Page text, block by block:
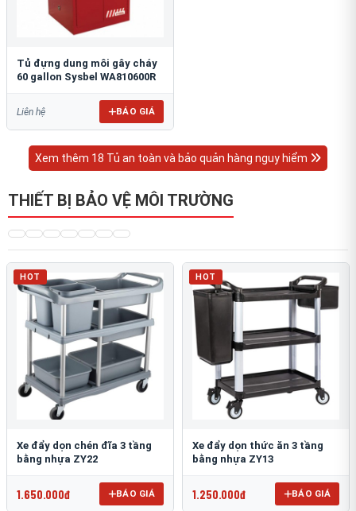
Tủ đựng dung môi gây cháy
60 gallon Sysbel WA810600R
Liên hệ BÁO GIÁ
Xem thêm 18 Tủ an toàn và bảo quản hàng nguy hiểm
THIẾT BỊ BẢO VỆ MÔI TRƯỜNG
HOT
Xe đẩy dọn chén đĩa 3 tầng
bằng nhựa ZY22
1.650.000đ BÁO GIÁ
HOT
Xe đẩy dọn thức ăn 3 tầng
bằng nhựa ZY13
1.250.000đ BÁO GIÁ